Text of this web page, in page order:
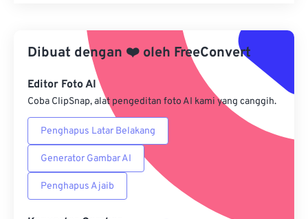
Terapkan dari Preset
Simpan sebagai Preset
Dibuat dengan ❤️ oleh FreeConvert
Editor Foto AI
Coba ClipSnap, alat pengeditan foto AI kami yang canggih.
Penghapus Latar Belakang
Generator Gambar AI
Penghapus Ajaib